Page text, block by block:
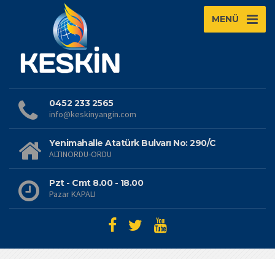
MENÜ
0452 233 2565
info@keskinyangin.com
Yenimahalle Atatürk Bulvarı No: 290/C
ALTINORDU-ORDU
Pzt - Cmt 8.00 - 18.00
Pazar KAPALI